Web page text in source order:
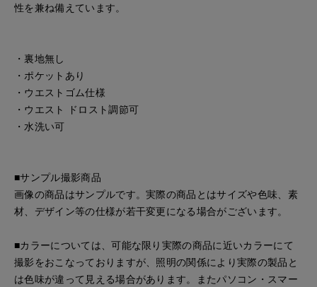
性を兼ね備えています。
・裏地無し
・ポケットあり
・ウエストゴム仕様
・ウエスト ドロスト調節可
・水洗い可
■サンプル撮影商品
画像の商品はサンプルです。実際の商品とはサイズや色味、素
材、デザイン等の仕様が若干変更になる場合がございます。
■カラーについては、可能な限り実際の商品に近いカラーにて
撮影をおこなっておりますが、照明の関係により実際の製品と
は色味が違って見える場合があります。またパソコン・スマー